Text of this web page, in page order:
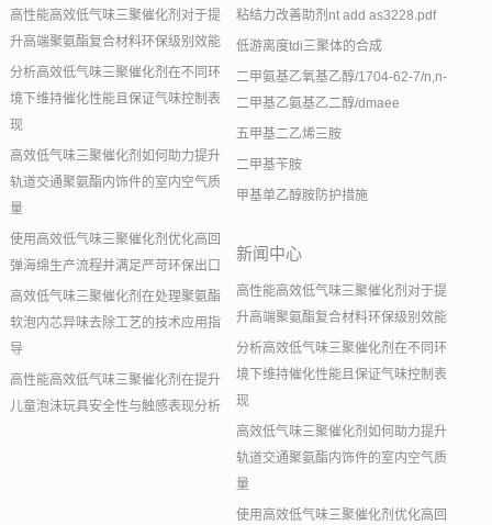
高性能高效低气味三聚催化剂对于提
升高端聚氨酯复合材料环保级别效能
分析高效低气味三聚催化剂在不同环
境下维持催化性能且保证气味控制表
现
高效低气味三聚催化剂如何助力提升
轨道交通聚氨酯内饰件的室内空气质
量
使用高效低气味三聚催化剂优化高回
弹海绵生产流程并满足严苛环保出口
高效低气味三聚催化剂在处理聚氨酯
软泡内芯异味去除工艺的技术应用指
导
高性能高效低气味三聚催化剂在提升
儿童泡沫玩具安全性与触感表现分析
粘结力改善助剂nt add as3228.pdf
低游离度tdi三聚体的合成
二甲氨基乙氧基乙醇/1704-62-7/n,n-
二甲基乙氨基乙二醇/dmaee
五甲基二乙烯三胺
二甲基苄胺
甲基单乙醇胺防护措施
新闻中心
高性能高效低气味三聚催化剂对于提
升高端聚氨酯复合材料环保级别效能
分析高效低气味三聚催化剂在不同环
境下维持催化性能且保证气味控制表
现
高效低气味三聚催化剂如何助力提升
轨道交通聚氨酯内饰件的室内空气质
量
使用高效低气味三聚催化剂优化高回